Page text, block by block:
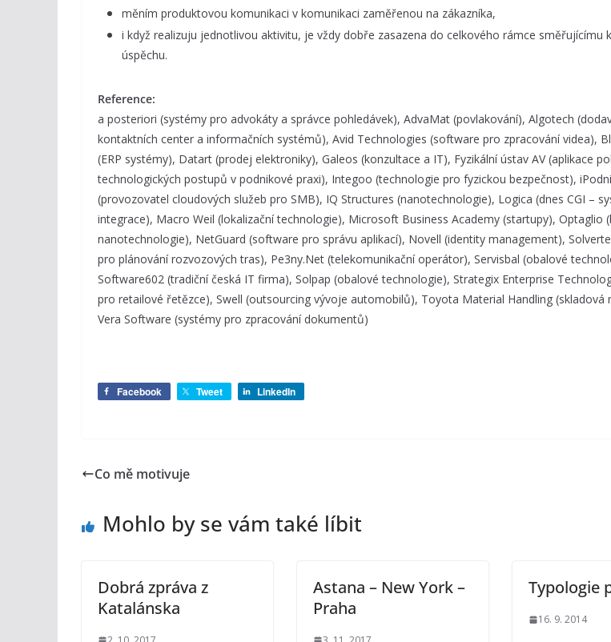
měním produktovou komunikaci v komunikaci zaměřenou na zákazníka,
i když realizuju jednotlivou aktivitu, je vždy dobře zasazena do celkového rámce směřujícímu
úspěchu.
Reference:
a posteriori (systémy pro advokáty a správce pohledávek), AdvaMat (povlakování), Algotech
kontaktních center a informačních systémů), Avid Technologies (software pro zpracování videa),
(ERP systémy), Datart (prodej elektroniky), Galeos (konzultace a IT), Fyzikální ústav AV (aplikace
technologických postupů v podnikové praxi), Integoo (technologie pro fyzickou bezpečnost),
(provozovatel cloudových služeb pro SMB), IQ Structures (nanotechnologie), Logica (dnes CGI –
integrace), Macro Weil (lokalizační technologie), Microsoft Business Academy (startupy), Optaglio
nanotechnologie), NetGuard (software pro správu aplikací), Novell (identity management),
pro plánování rozvozových tras), Pe3ny.Net (telekomunikační operátor), Servisbal (obalové
Software602 (tradiční česká IT firma), Solpap (obalové technologie), Strategix Enterprise
pro retailové řetězce), Swell (outsourcing vývoje automobilů), Toyota Material Handling (skladová
Vera Software (systémy pro zpracování dokumentů)
Facebook Tweet LinkedIn
Co mě motivuje
Mohlo by se vám také líbit
Dobrá zpráva z
Katalánska
Astana – New York –
Praha
Typologie
16. 9. 2014